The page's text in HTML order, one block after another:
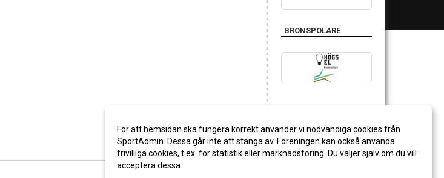
BRONSPOLARE
För att hemsidan ska fungera korrekt använder vi nödvändiga cookies från
SportAdmin. Dessa går inte att stänga av. Föreningen kan också använda
frivilliga cookies, t.ex. för statistik eller marknadsföring. Du väljer själv om du vill
acceptera dessa.